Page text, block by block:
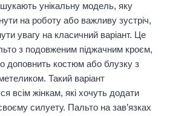
унікальну модель, яку
на роботу або важливу зустріч,
увагу на класичний варіант. Це
з подовженим піджачним кроєм,
доповнить костюм або блузку з
Такий варіант
всім жінкам, які хочуть додати
силуету. Пальто на зав’язках